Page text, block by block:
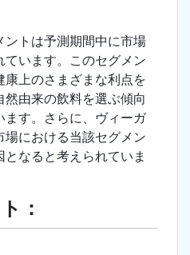
トは予測期間中に市場
ています。このセグメン
康上のさまざまな利点を
由来の飲料を選ぶ傾向
ます。さらに、ヴィーガ
場における当該セグメン
となると考えられていま
：